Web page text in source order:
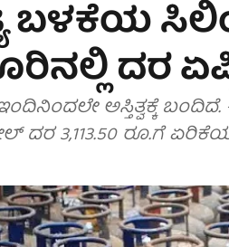
ಬಳಕೆಯ
ದರ
ಅಸ್ತಿತ್ವಕ್ಕೆ
ದರ 3,113.50 ರೂ.ಗೆ